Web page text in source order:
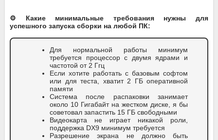
⚙️ Какие минимальные требования нужны для
успешного запуска сборки на любой ПК:
Для нормальной работы минимум
требуется процессор с двумя ядрами и
частотой от 2 Ггц
Если хотите работать с базовым софтом
или для теста, хватит 2 ГБ оперативной
памяти
Система после распаковки занимает
около 10 Гигабайт на жестком диске, я бы
советовал запастить 15 ГБ свободными
Видеокарта не играет никакой роли,
поддержка DX9 минимум требуется
Разрешение экрана не должно быть